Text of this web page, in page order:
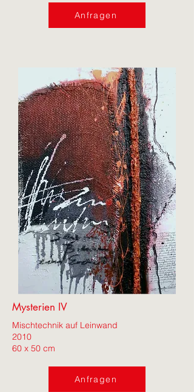
Anfragen
Mysterien IV
Mischtechnik auf Leinwand
2010
60 x 50 cm
Anfragen